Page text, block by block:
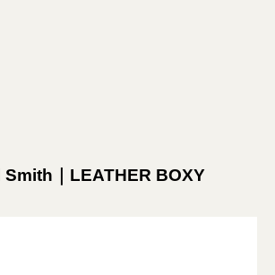
Smith｜LEATHER BOXY